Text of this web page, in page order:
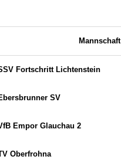
Mannschaft
Fortschritt Lichtenstein
SV
Empor Glauchau 2
Oberfrohna